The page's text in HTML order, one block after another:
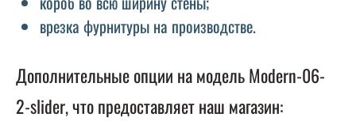
врезка фурнитуры на производстве.
Дополнительные опции на модель Modern-06-
2-slider, что предоставляет наш магазин: